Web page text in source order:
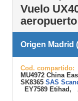
Vuelo
Origen Madrid
Cod. compartido:
MU4972 China
SK8365 SAS
EY7589 Etihad,